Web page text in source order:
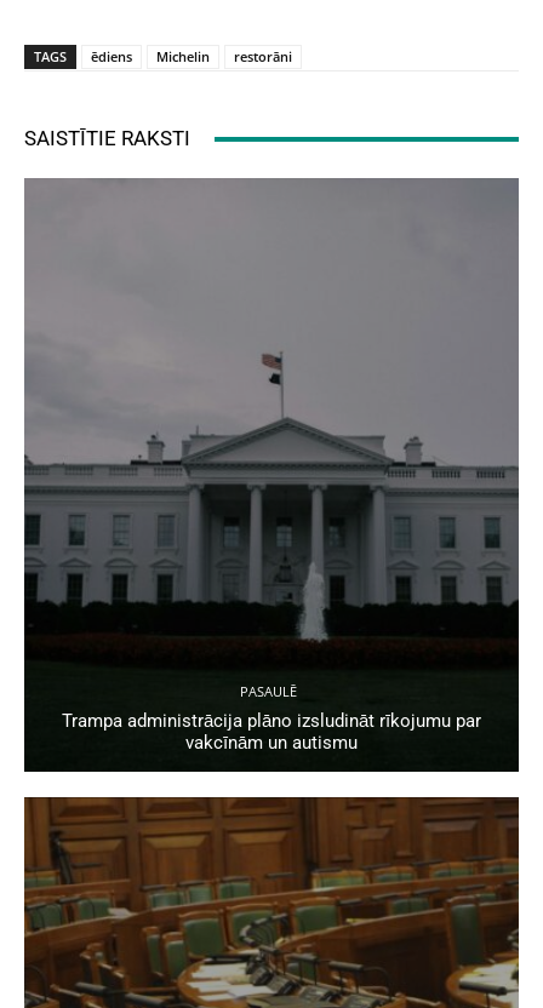
TAGS ēdiens Michelin restorāni
SAISTĪTIE RAKSTI
PASAULĒ
Trampa administrācija plāno izsludināt rīkojumu par
vakcīnām un autismu